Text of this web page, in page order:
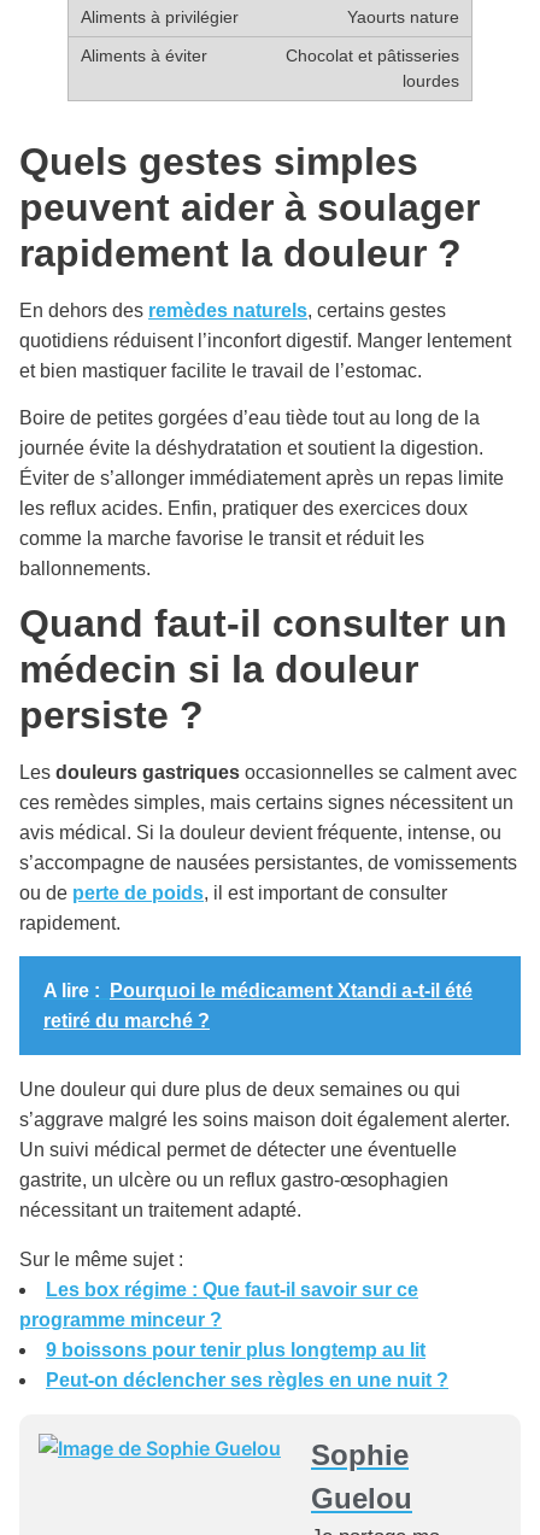
Yaourts nature
Chocolat et pâtisseries
lourdes
Quels gestes simples
peuvent aider à soulager
rapidement la douleur ?
En dehors des remèdes naturels, certains gestes
quotidiens réduisent l’inconfort digestif. Manger lentement
et bien mastiquer facilite le travail de l’estomac.
Boire de petites gorgées d’eau tiède tout au long de la
journée évite la déshydratation et soutient la digestion.
Éviter de s’allonger immédiatement après un repas limite
les reflux acides. Enfin, pratiquer des exercices doux
comme la marche favorise le transit et réduit les
ballonnements.
Quand faut-il consulter un
médecin si la douleur
persiste ?
Les douleurs gastriques occasionnelles se calment avec
ces remèdes simples, mais certains signes nécessitent un
avis médical. Si la douleur devient fréquente, intense, ou
s’accompagne de nausées persistantes, de vomissements
ou de perte de poids, il est important de consulter
rapidement.
A lire :
Pourquoi le médicament Xtandi a-t-il été
retiré du marché ?
Une douleur qui dure plus de deux semaines ou qui
s’aggrave malgré les soins maison doit également alerter.
Un suivi médical permet de détecter une éventuelle
gastrite, un ulcère ou un reflux gastro-œsophagien
nécessitant un traitement adapté.
Sur le même sujet :
Les box régime : Que faut-il savoir sur ce
programme minceur ?
9 boissons pour tenir plus longtemp au lit
Peut-on déclencher ses règles en une nuit ?
Sophie
Guelou